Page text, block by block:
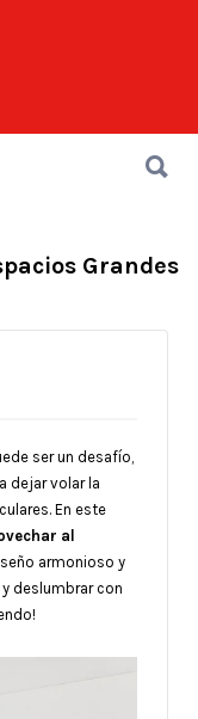
Grandes
ser un desafío,
dejar volar la
En este
al
armonioso y
deslumbrar con